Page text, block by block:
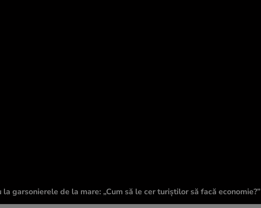
garsonierele de la mare: „Cum să le cer turiștilor să facă economie?”